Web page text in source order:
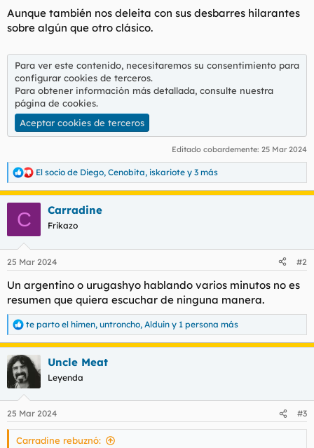
Aunque también nos deleita con sus desbarres hilarantes
sobre algún que otro clásico.
Para ver este contenido, necesitaremos su consentimiento para
configurar cookies de terceros.
Para obtener información más detallada, consulte nuestra
página de cookies.
Aceptar cookies de terceros
Editado cobardemente: 25 Mar 2024
R
e
a
e
:
El socio de Diego, Cenobita, iskariote y 3 más
C Carradine
Frikazo
25 Mar 2024 #2
Un argentino o urugashyo hablando varios minutos no es
resumen que quiera escuchar de ninguna manera.
R
e
a
c
c
i
e
s
te parto el himen, untroncho, Alduin y 1 persona más
Uncle Meat
Leyenda
25 Mar 2024 #3
Carradine rebuznó: